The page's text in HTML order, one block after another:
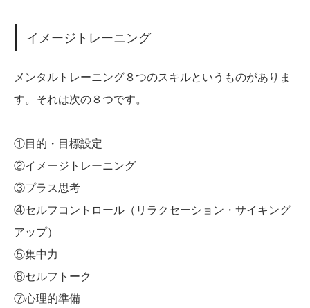
イメージトレーニング
メンタルトレーニング８つのスキルというものがありま
す。それは次の８つです。
①目的・目標設定
②イメージトレーニング
③プラス思考
④セルフコントロール（リラクセーション・サイキング
アップ）
⑤集中力
⑥セルフトーク
⑦心理的準備